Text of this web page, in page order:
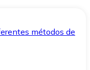
métodos de